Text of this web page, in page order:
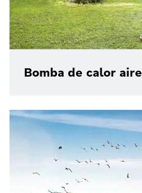
Bomba de calor aire